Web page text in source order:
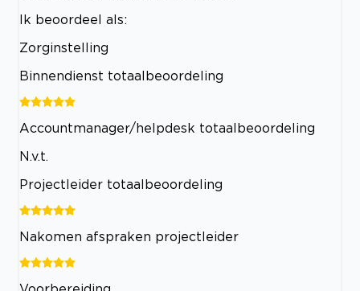
Ik beoordeel als:
Zorginstelling
Binnendienst totaalbeoordeling
Accountmanager/helpdesk totaalbeoordeling
N.v.t.
Projectleider totaalbeoordeling
Nakomen afspraken projectleider